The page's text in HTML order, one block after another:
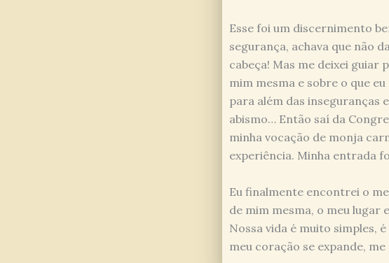
Esse foi um discernimento
segurança, achava que não
cabeça! Mas me deixei guiar
mim mesma e sobre o que
para além das inseguranças
abismo… Então saí da
minha vocação de monja
experiência. Minha entrada
Eu finalmente encontrei o
de mim mesma, o meu lugar
Nossa vida é muito simples,
meu coração se expande,